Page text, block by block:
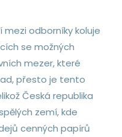
mezi odborníky koluje
se možných
mezer, které
přesto je tento
Česká republika
zemí, kde
cenných papírů